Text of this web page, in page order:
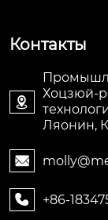
Контакты

Хоцзюй-
Ляонин,

 +86-